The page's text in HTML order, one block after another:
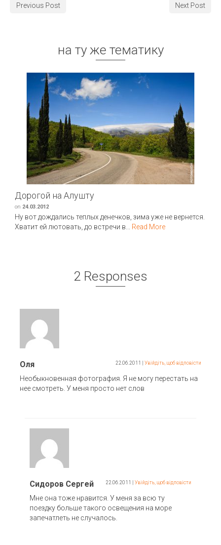
Previous Post Next Post
на ту же тематику
Дорогой на Алушту
on 24.03.2012
Ну вот дождались теплых денечков, зима уже не вернется.
Хватит ей лютовать, до встречи в... Read More
2 Responses
Оля 22.06.2011 Увійдіть, щоб відповісти
Необыкновенная фотография. Я не могу перестать на
нее смотреть. У меня просто нет слов
Сидоров Сергей 22.06.2011 Увійдіть, щоб відповісти
Мне она тоже нравится. У меня за всю ту
поездку больше такого освещения на море
запечатлеть не случалось.